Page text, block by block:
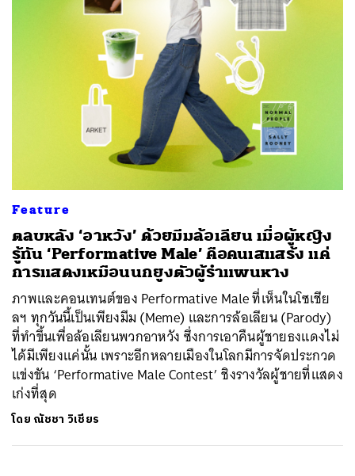
Feature
ตลบหลัง ‘อาหวัง’ ด้วยมีมล้อเลียน เมื่อผู้หญิง
รู้ทัน ‘Performative Male’ คือคนเสแสร้ง แค่
การแสดงเหมือนนกยูงตัวผู้รำแพนหาง
ภาพและคอนเทนต์ของ Performative Male ที่เห็นในโซเชีย
ลฯ ทุกวันนี้เป็นเพียงมีม (Meme) และการล้อเลียน (Parody)
ที่ทำขึ้นเพื่อล้อเลียนพวกอาหวัง ซึ่งการเอาคืนผู้ชายธงแดงไม่
ได้มีเพียงแค่นั้น เพราะอีกหลายเมืองในโลกมีการจัดประกวด
แข่งขัน ‘Performative Male Contest’ ชิงรางวัลผู้ชายที่แสดง
เก่งที่สุด
โดย ณัชชา วิเชียร